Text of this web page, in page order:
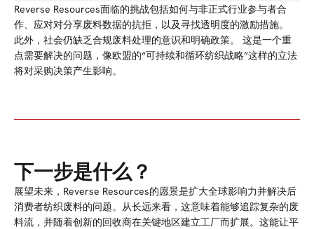
Reverse Resources面临的挑战包括如何与非正式行业参与者合
作、应对对分享废料数据的抗拒，以及寻找透明度的激励措施。
此外，社会仍缺乏合规废料处理的意识和明确政策。 这是一个重
点需要解决的问题，像欧盟的“可持续和循环纺织战略”这样的立法
将对采购决策产生影响。
下一步是什么？
展望未来，Reverse Resources的愿景是扩大全球影响力并解决后
消费者纺织废料的问题。从长远来看，这意味着能够追踪复杂的废
料流，并随着创新的回收商在关键地区建立工厂而扩展。这能让平